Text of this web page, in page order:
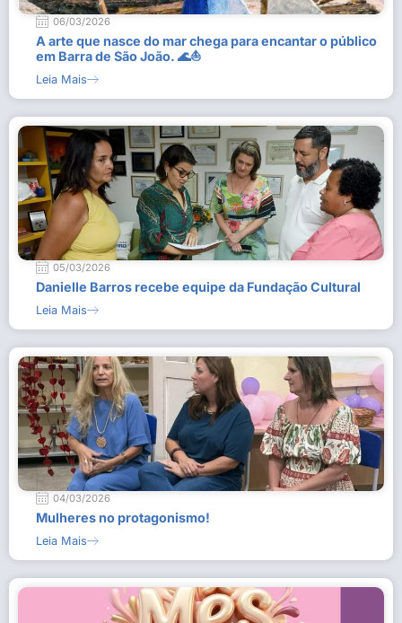
06/03/2026
A arte que nasce do mar chega para encantar o público
em Barra de São João. 🌊⛵
Leia Mais
05/03/2026
Danielle Barros recebe equipe da Fundação Cultural
Leia Mais
04/03/2026
Mulheres no protagonismo!
Leia Mais